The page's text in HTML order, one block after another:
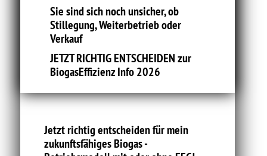
Sie sind sich noch unsicher, ob
Stillegung, Weiterbetrieb oder
Verkauf
JETZT RICHTIG ENTSCHEIDEN zur
BiogasEffizienz Info 2026
Jetzt richtig entscheiden für mein
zukunftsfähiges Biogas -